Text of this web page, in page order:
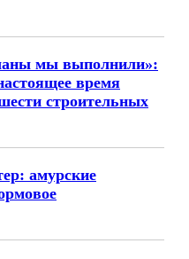
мы выполнили»:
время
строительных
амурские